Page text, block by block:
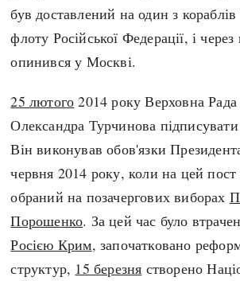
був доставлений на один з
флоту Російської Федерації, і через
опинився у Москві.
25 лютого 2014 року Верховна
Олександра Турчинова
Він виконував обов'язки
червня 2014 року, коли на цей пост
обраний на позачергових виборах
Порошенко. За цей час було
Росією Крим, започатковано
структур, 15 березня створено